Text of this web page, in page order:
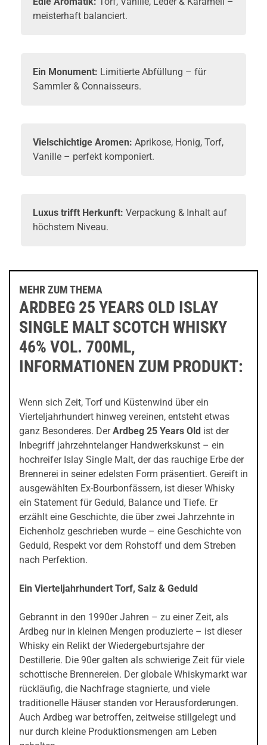
meisterhaft balanciert.
Ein Monument: Limitierte Abfüllung – für
Sammler & Connaisseurs.
Vielschichtige Aromen: Aprikose, Honig, Torf,
Vanille – perfekt komponiert.
Luxus trifft Herkunft: Verpackung & Inhalt auf
höchstem Niveau.
MEHR ZUM THEMA
ARDBEG 25 YEARS OLD ISLAY
SINGLE MALT SCOTCH WHISKY
46% VOL. 700ML,
INFORMATIONEN ZUM PRODUKT:
Wenn sich Zeit, Torf und Küstenwind über ein
Vierteljahrhundert hinweg vereinen, entsteht etwas
ganz Besonderes. DerArdbeg 25 Years Old ist der
Inbegriff jahrzehntelanger Handwerkskunst – ein
hochreifer Islay Single Malt, der das rauchige Erbe der
Brennerei in seiner edelsten Form präsentiert. Gereift in
ausgewählten Ex-Bourbonfässern, ist dieser Whisky
ein Statement für Geduld, Balance und Tiefe. Er
erzählt eine Geschichte, die über zwei Jahrzehnte in
Eichenholz geschrieben wurde – eine Geschichte von
Geduld, Respekt vor dem Rohstoff und dem Streben
nach Perfektion.
Ein Vierteljahrhundert Torf, Salz & Geduld
Gebrannt in den 1990er Jahren – zu einer Zeit, als
Ardbeg nur in kleinen Mengen produzierte – ist dieser
Whisky ein Relikt der Wiedergeburtsjahre der
Destillerie. Die 90er galten als schwierige Zeit für viele
schottische Brennereien. Der globale Whiskymarkt war
rückläufig, die Nachfrage stagnierte, und viele
traditionelle Häuser standen vor Herausforderungen.
Auch Ardbeg war betroffen, zeitweise stillgelegt und
nur durch kleine Produktionsmengen am Leben